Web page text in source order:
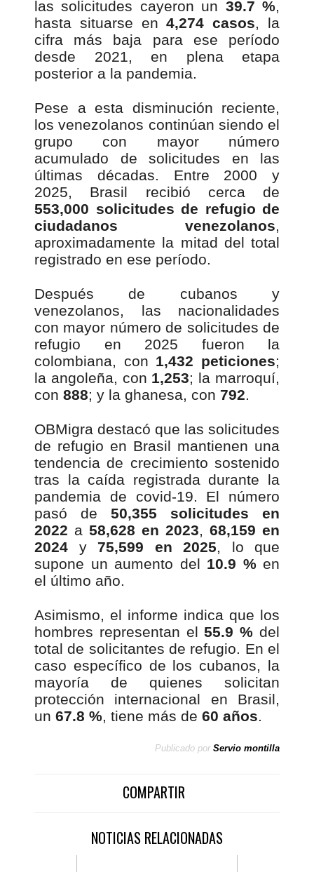
las solicitudes cayeron un 39.7 %,
hasta situarse en4,274 casos, la
cifra más baja para ese período
desde 2021, en plena etapa
posterior a la pandemia.
Pese a esta disminución reciente,
los venezolanos continúan siendo el
grupo con mayor número
acumulado de solicitudes en las
últimas décadas. Entre 2000 y
2025, Brasil recibió cerca de
553,000 solicitudes de refugio de
ciudadanos venezolanos,
aproximadamente la mitad del total
registrado en ese período.
Después de cubanos y
venezolanos, las nacionalidades
con mayor número de solicitudes de
refugio en 2025 fueron la
colombiana, con 1,432 peticiones;
la angoleña, con 1,253; la marroquí,
con 888; y la ghanesa, con 792.
OBMigra destacó que las solicitudes
de refugio en Brasil mantienen una
tendencia de crecimiento sostenido
tras la caída registrada durante la
pandemia de covid-19. El número
pasó de 50,355 solicitudes en
2022 a 58,628 en 2023, 68,159 en
2024 y 75,599 en 2025, lo que
supone un aumento del 10.9 %en
el último año.
Asimismo, el informe indica que los
hombres representan el55.9 % del
total de solicitantes de refugio. En el
caso específico de los cubanos, la
mayoría de quienes solicitan
protección internacional en Brasil,
un 67.8 %, tiene más de 60 años.
Publicado por Servio montilla
COMPARTIR
NOTICIAS RELACIONADAS